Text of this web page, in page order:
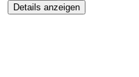
Details anzeigen